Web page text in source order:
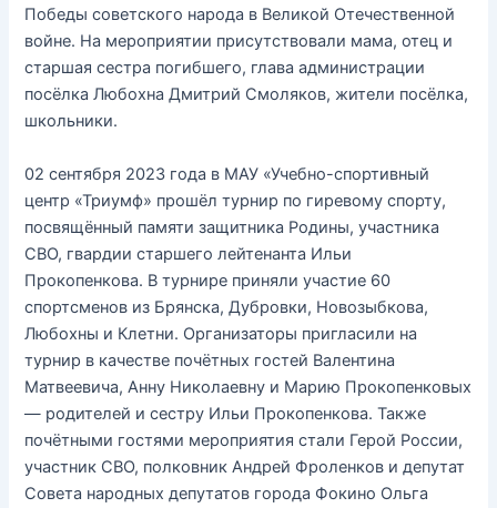
Победы советского народа в Великой Отечественной
войне. На мероприятии присутствовали мама, отец и
старшая сестра погибшего, глава администрации
посёлка Любохна Дмитрий Смоляков, жители посёлка,
школьники.
02 сентября 2023 года в МАУ «Учебно-спортивный
центр «Триумф» прошёл турнир по гиревому спорту,
посвящённый памяти защитника Родины, участника
СВО, гвардии старшего лейтенанта Ильи
Прокопенкова. В турнире приняли участие 60
спортсменов из Брянска, Дубровки, Новозыбкова,
Любохны и Клетни. Организаторы пригласили на
турнир в качестве почётных гостей Валентина
Матвеевича, Анну Николаевну и Марию Прокопенковых
— родителей и сестру Ильи Прокопенкова. Также
почётными гостями мероприятия стали Герой России,
участник СВО, полковник Андрей Фроленков и депутат
Совета народных депутатов города Фокино Ольга